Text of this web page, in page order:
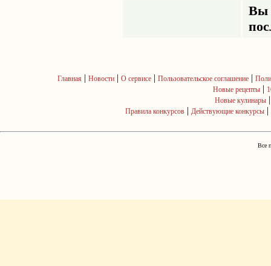
Вы
Главная | Новости| О сервисе| Пользовательское соглашение|
Новые рецепты |
Новые кулинары
Правила конкурсов | Действующие конкурсы |
Все